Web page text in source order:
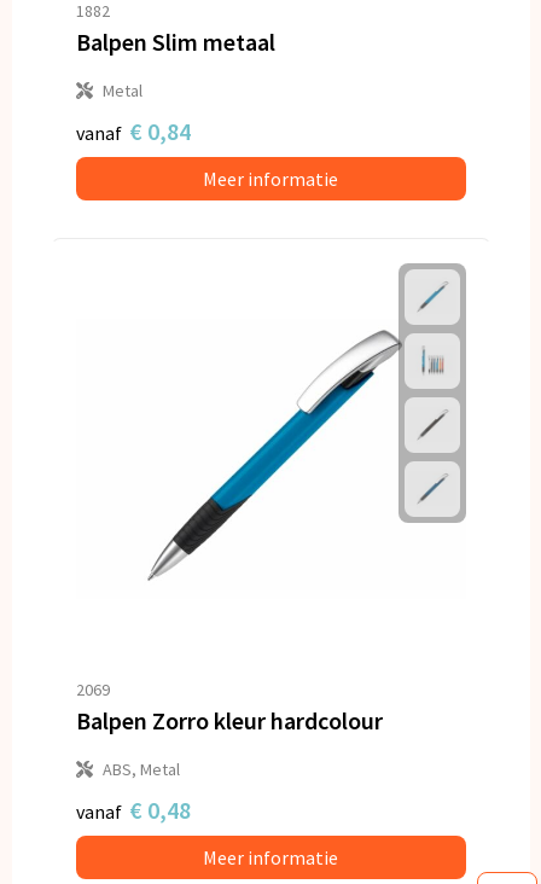
1882
Balpen Slim metaal
Metal
vanaf € 0,84
Meer informatie
2069
Balpen Zorro kleur hardcolour
ABS, Metal
vanaf € 0,48
Meer informatie